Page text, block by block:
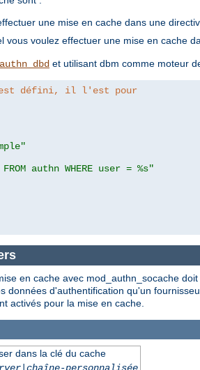
une mise en cache dans une
vous voulez effectuer une mise en cache
et utilisant dbm comme moteur
est défini, il l'est pour
authn WHERE user = %s"
en cache avec mod_authn_socache
données d'authentification qu'un
activés pour la mise en cache.
dans la clé du cache